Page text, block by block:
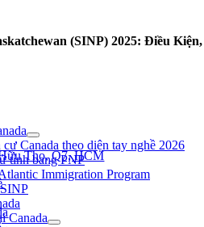
Canada theo diện tay nghề 2026
tỉnh bang PNP
Immigration Program
Canada
(SINP) 2025: Điều
Thọ, Q7, HCM